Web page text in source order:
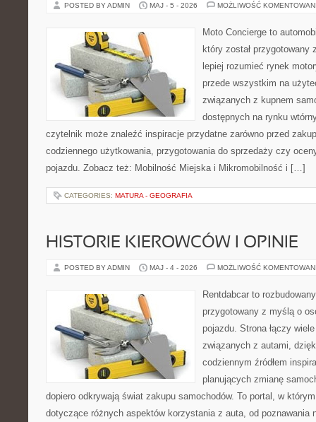
POSTED BY ADMIN MAJ - 5 - 2026 MOŻLIWOŚĆ
Moto Concierge to
który został
lepiej rozumieć rynek
przede wszystkim na
związanych z kupnem
dostępnych na rynku
czytelnik może znaleźć inspiracje przydatne zarówno przed
codziennego użytkowania, przygotowania do sprzedaży czy
pojazdu. Zobacz też: Mobilność Miejska i Mikromobilność i […]
CATEGORIES: MATURA - GEOGRAFIA
HISTORIE KIEROWCÓW I OPINIE
POSTED BY ADMIN MAJ - 4 - 2026 MOŻLIWOŚĆ
Rentdabcar to
przygotowany z myślą o
pojazdu. Strona łączy
związanych z autami,
codziennym źródłem
planujących zmianę
dopiero odkrywają świat zakupu samochodów. To portal, w
dotyczące różnych aspektów korzystania z auta, od poznawania